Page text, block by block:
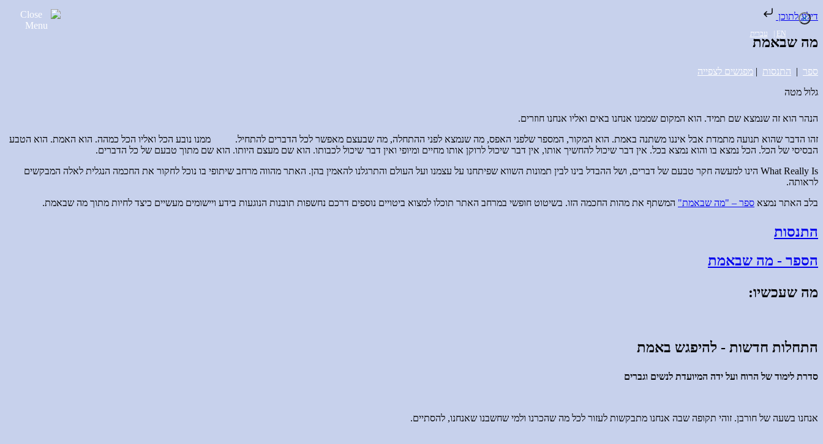
דילוג לתוכן
מה שבאמת
ספר | התנסות | מפגשים לצפייה
גלול מטה
הנהר הוא זה שנמצא שם תמיד. הוא המקום שממנו אנחנו באים ואליו אנחנו חוזרים.
זהו הדבר שהוא תנועה מתמדת אבל איננו משתנה באמת. הוא המקור, המספר שלפני האפס, מה שנמצא לפני ההתחלה, מה שבעצם מאפשר לכל הדברים להתחיל. ממנו נובע הכל ואליו הכל כמהה. הוא האמת. הוא הטבע
הבסיסי של הכל. הכל נמצא בו והוא נמצא בכל. אין דבר שיכול להחשיך אותו, אין דבר שיכול לרוקן אותו מחיים ומיופי ואין דבר שיכול לכבותו. הוא שם מעצם היותו. הוא שם מתוך טבעם של כל הדברים.
What Really Is הינו למעשה חקר טבעם של דברים, ושל ההבדל בינו לבין תמונות השווא שפיתחנו על עצמנו ועל העולם והתרגלנו להאמין בהן. האתר מהווה מרחב שיתופי בו נוכל לחקור את החכמה הנגלית לאלה המבקשים
לראותה.
בלב האתר נמצא ספר – "מה שבאמת" המשתף את מהות החכמה הזו. בשיטוט חופשי במרחב האתר תוכלו למצוא ביטויים נוספים דרכם נחשפות תובנות הנוגעות בידע ויישומים מעשיים כיצד לחיות מתוך מה שבאמת.
התנסות
הספר - מה שבאמת
מה שעכשיו:
התחלות חדשות - להיפגש באמת
סדרת לימוד של הרוח ועל ידה המיועדת לנשים וגברים
אנחנו בשעה של חורבן. זוהי תקופה שבה אנחנו מתבקשות לעזור לכל מה שהכרנו ולמי שחשבנו שאנחנו, להסתיים.
EN עברית